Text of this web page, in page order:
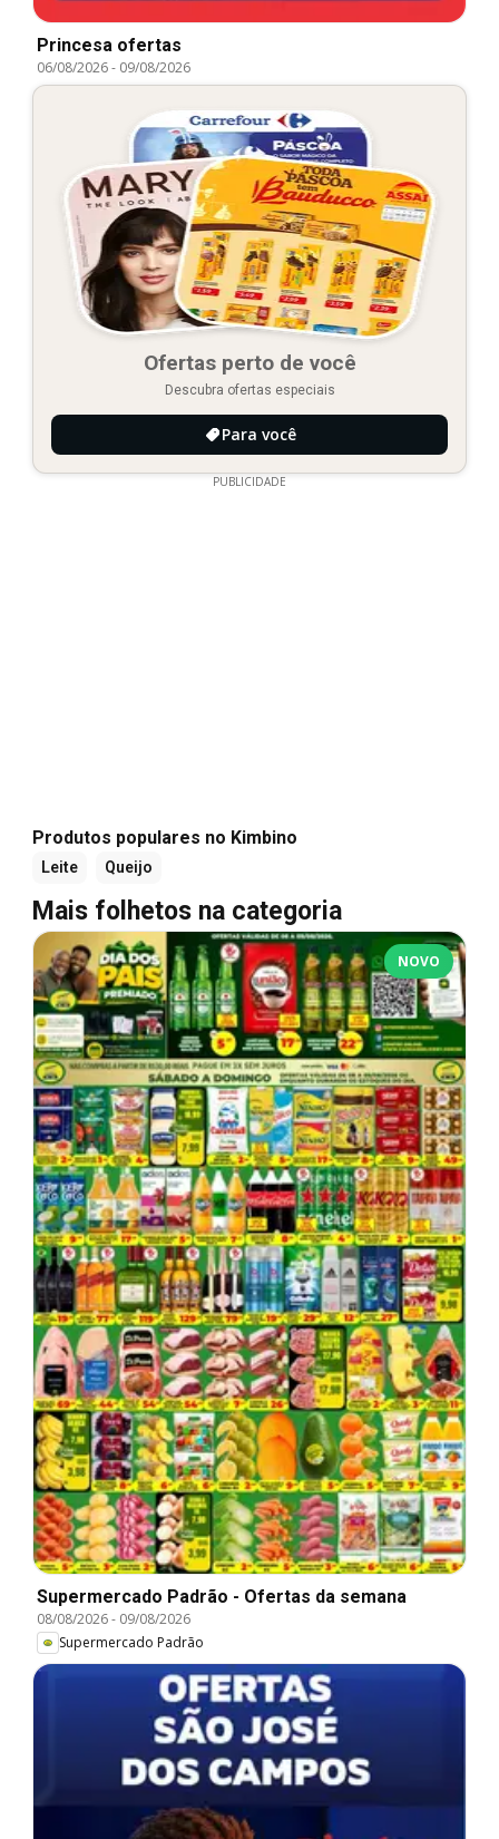
Princesa ofertas
06/08/2026- 09/08/2026
Ofertas perto de você
Descubra ofertas especiais
Para você
PUBLICIDADE
Produtos populares no Kimbino
Leite Queijo
Mais folhetos na categoria
NOVO
Supermercado Padrão - Ofertas da semana
08/08/2026- 09/08/2026
Supermercado Padrão